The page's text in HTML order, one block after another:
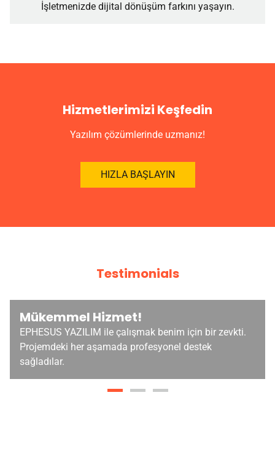
İşletmenizde dijital dönüşüm farkını yaşayın.
Hizmetlerimizi Keşfedin
Yazılım çözümlerinde uzmanız!
HIZLA BAŞLAYIN
Testimonials
Mükemmel Hizmet!
EPHESUS YAZILIM ile çalışmak benim için bir zevkti.
Projemdeki her aşamada profesyonel destek
sağladılar.